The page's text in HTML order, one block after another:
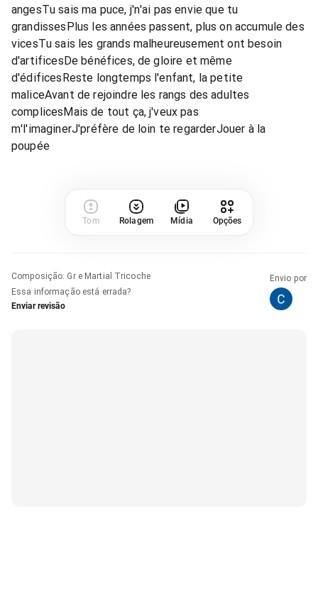
angesTu sais ma puce, j'n'ai pas envie que tu
grandissesPlus les années passent, plus on accumule des
vicesTu sais les grands malheureusement ont besoin
d'artificesDe bénéfices, de gloire et même
d'édificesReste longtemps l'enfant, la petite
maliceAvant de rejoindre les rangs des adultes
complicesMais de tout ça, j'veux pas
m'l'imaginerJ'préfère de loin te regarderJouer à la
poupée
Tom Rolagem Mídia Opções
Composição: Gr e Martial Tricoche
Essa informação está errada?
Enviar revisão
Envio por